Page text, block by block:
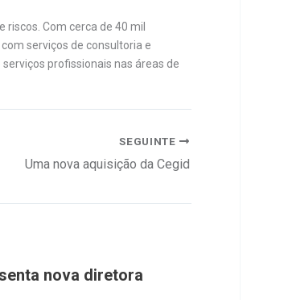
Com cerca de 40 mil
serviços de consultoria e
profissionais nas áreas de
SEGUINTE
Uma nova aquisição da Cegid
nova diretora